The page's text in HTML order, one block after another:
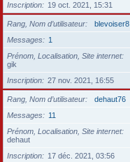
Inscription
19 oct. 2021, 15:31
Rang, Nom d’utilisateur
blevoiser8
Messages
1
Prénom, Localisation, Site internet
gik
Inscription
27 nov. 2021, 16:55
Rang, Nom d’utilisateur
dehaut76
Messages
11
Prénom, Localisation, Site internet
dehaut
Inscription
17 déc. 2021, 03:56